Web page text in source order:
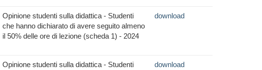
Opinione studenti sulla didattica - Studenti
che hanno dichiarato di avere seguito almeno
il 50% delle ore di lezione (scheda 1) - 2024
download
Opinione studenti sulla didattica - Studenti
download